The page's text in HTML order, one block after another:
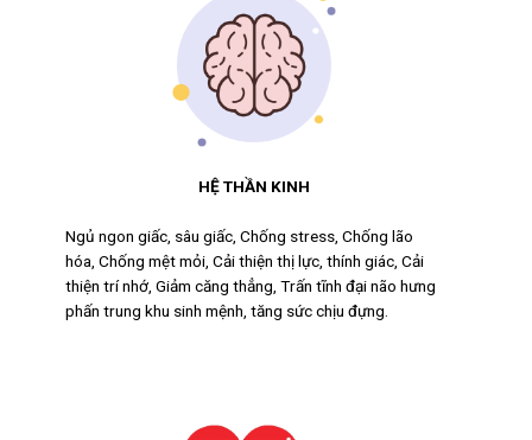
HỆ THẦN KINH
Ngủ ngon giấc, sâu giấc, Chống stress, Chống lão
hóa, Chống mệt mỏi, Cải thiện thị lực, thính giác, Cải
thiện trí nhớ, Giảm căng thẳng, Trấn tĩnh đại não hưng
phấn trung khu sinh mệnh, tăng sức chịu đựng.